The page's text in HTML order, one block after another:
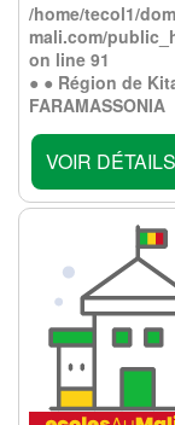
/home/tecol1/
mali.com/
on line 91
● ● Région de
FARAMASSONIA
VOIR